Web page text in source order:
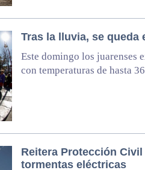
Tras la lluvia, se queda
Este domingo los juarenses
con temperaturas de hasta
Reitera Protección
tormentas eléctricas